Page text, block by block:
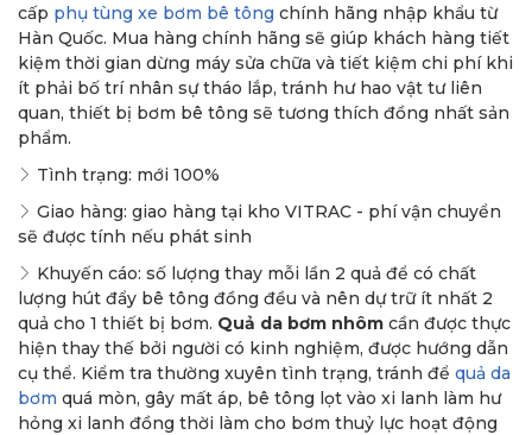
cấp phụ tùng xe bơm bê tông chính hãng nhập khẩu từ
Hàn Quốc. Mua hàng chính hãng sẽ giúp khách hàng tiết
kiệm thời gian dừng máy sửa chữa và tiết kiệm chi phí khi
ít phải bố trí nhân sự tháo lắp, tránh hư hao vật tư liên
quan, thiết bị bơm bê tông sẽ tương thích đồng nhất sản
phẩm.
Tình trạng: mới 100%
Giao hàng: giao hàng tại kho VITRAC - phí vận chuyển
sẽ được tính nếu phát sinh
Khuyến cáo: số lượng thay mỗi lần 2 quả để có chất
lượng hút đẩy bê tông đồng đều và nên dự trữ ít nhất 2
quả cho 1 thiết bị bơm. Quả da bơm nhôm cần được thực
hiện thay thế bởi người có kinh nghiệm, được hướng dẫn
cụ thể. Kiểm tra thường xuyên tình trạng, tránh để quả da
bơm quá mòn, gây mất áp, bê tông lọt vào xi lanh làm hư
hỏng xi lanh đồng thời làm cho bơm thuỷ lực hoạt động